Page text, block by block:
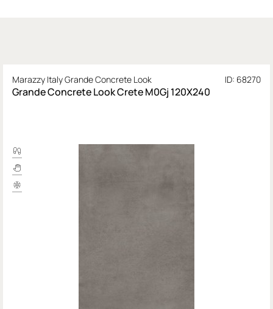
Marazzy Italy Grande Concrete Look ID: 68270
Grande Concrete Look Crete M0Gj 120X240